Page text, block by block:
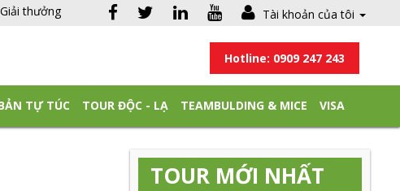
Giải thưởng Tài khoản của tôi
Hotline: 0909 247 243
TỰ TÚC TOUR ĐỘC - LẠ TEAMBULDING & MICE VISA
TOUR MỚI NHẤT